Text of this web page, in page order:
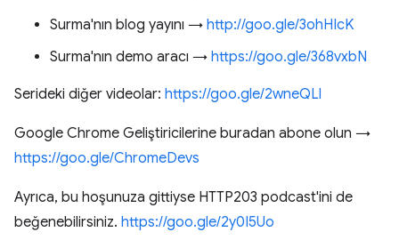
Surma'nın blog yayını → http://goo.gle/3ohHIcK
Surma'nın demo aracı → https://goo.gle/368vxbN
Serideki diğer videolar: https://goo.gle/2wneQLl
Google Chrome Geliştiricilerine buradan abone olun →
https://goo.gle/ChromeDevs
Ayrıca, bu hoşunuza gittiyse HTTP203 podcast'ini de
beğenebilirsiniz. https://goo.gle/2y0I5Uo